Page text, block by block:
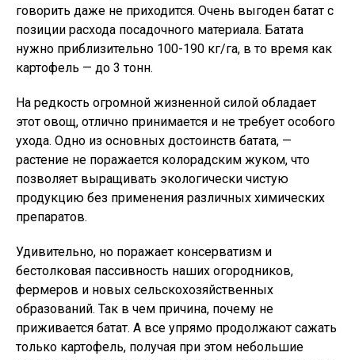
говорить даже не приходится. Очень выгоден батат с
позиции расхода посадочного материала. Батата
нужно приблизительно 100-190 кг/га, в то время как
картофель — до 3 тонн.
На редкость огромной жизненной силой обладает
этот овощ, отлично принимается и не требует особого
ухода. Одно из основных достоинств батата, —
растение не поражается колорадским жуком, что
позволяет выращивать экологически чистую
продукцию без применения различных химических
препаратов.
Удивительно, но поражает консерватизм и
бестолковая пассивность наших огородников,
фермеров и новых сельскохозяйственных
образований. Так в чем причина, почему не
приживается батат. А все упрямо продолжают сажать
только картофель, получая при этом небольшие